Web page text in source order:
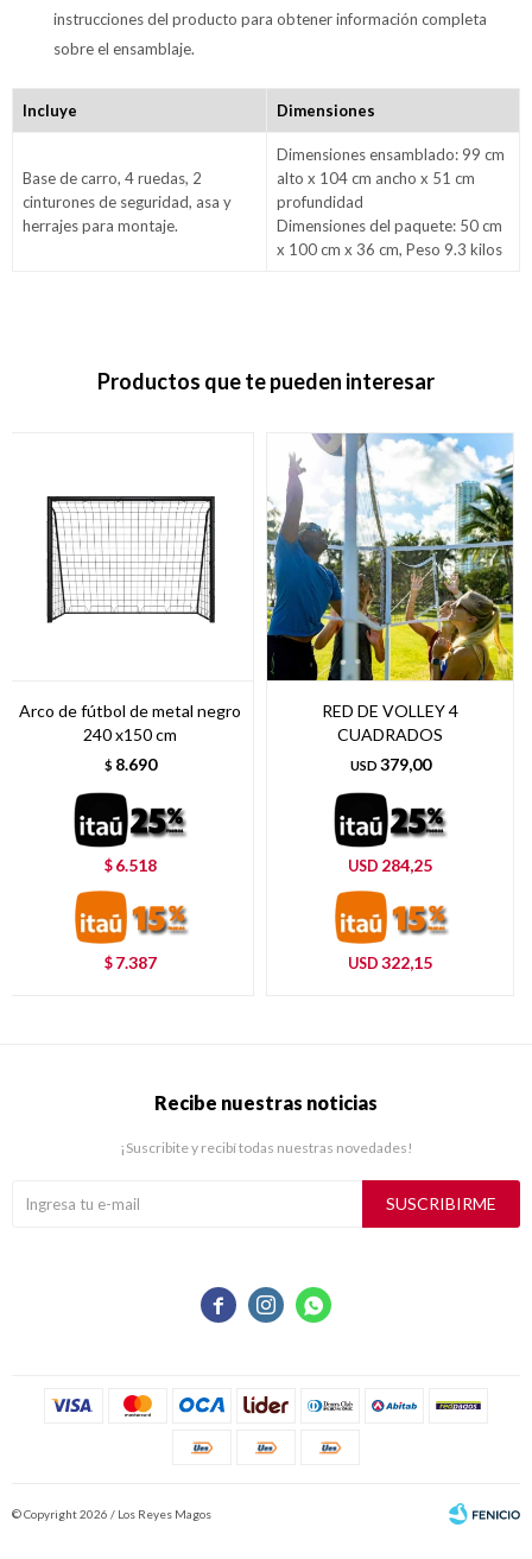
instrucciones del producto para obtener información completa
sobre el ensamblaje.
Incluye Dimensiones
Base de carro, 4 ruedas, 2
cinturones de seguridad, asa y
herrajes para montaje.
Dimensiones ensamblado: 99 cm
alto x 104 cm ancho x 51 cm
profundidad
Dimensiones del paquete: 50 cm
x 100 cm x 36 cm, Peso 9.3 kilos
Productos que te pueden interesar
Arco de fútbol de metal negro
240 x150 cm
$ 8.690
$ 6.518
$ 7.387
RED DE VOLLEY 4
CUADRADOS
USD 379,00
USD 284,25
USD 322,15
  
Recibe nuestras noticias
¡Suscribite y recibí todas nuestras novedades!
SUSCRIBIRME
© Copyright 2026 / Los Reyes Magos